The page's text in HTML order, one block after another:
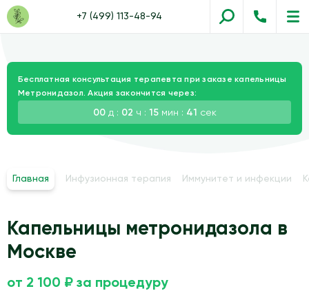
+7 (499) 113-48-94
Бесплатная консультация терапевта при заказе капельницы
Метронидазол. Акция закончится через:
00д : 02ч : 15мин : 40 сек
Главная Инфузионная терапия Иммунитет и инфекции
Капельницы метронидазола в
Москве
от 2 100 ₽ за процедуру